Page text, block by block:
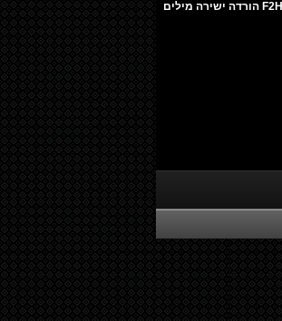
משה קליין - ווקאלי 2026 מיני אלבום להורדה (חדש ובלעדי) F2H הורדה ישירה מילים